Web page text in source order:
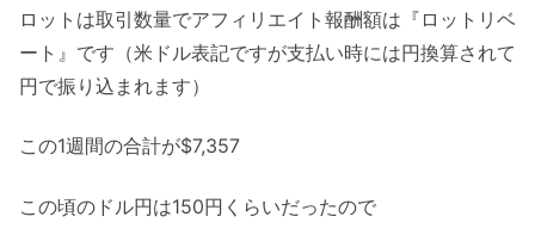
ロットは取引数量でアフィリエイト報酬額は『ロットリベ
ート』です（米ドル表記ですが支払い時には円換算されて
円で振り込まれます）
この1週間の合計が$7,357
この頃のドル円は150円くらいだったので